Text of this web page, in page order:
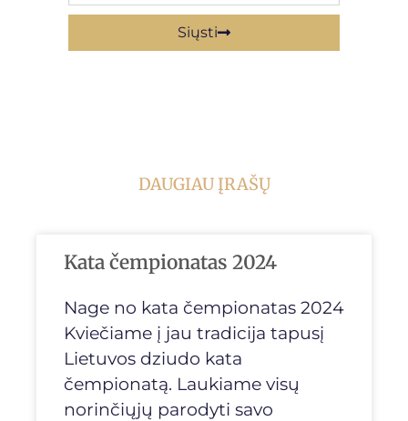
Siųsti
DAUGIAU ĮRAŠŲ
Kata čempionatas 2024
Nage no kata čempionatas 2024
Kviečiame į jau tradicija tapusį
Lietuvos dziudo kata
čempionatą. Laukiame visų
norinčiųjų parodyti savo